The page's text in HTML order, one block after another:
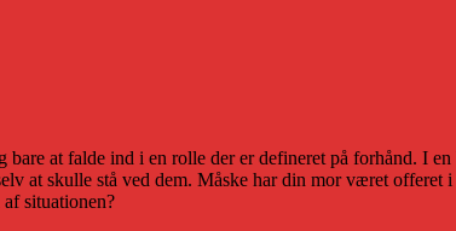
at falde ind i en rolle der er defineret på forhånd. I en
at skulle stå ved dem. Måske har din mor været offeret
situationen?